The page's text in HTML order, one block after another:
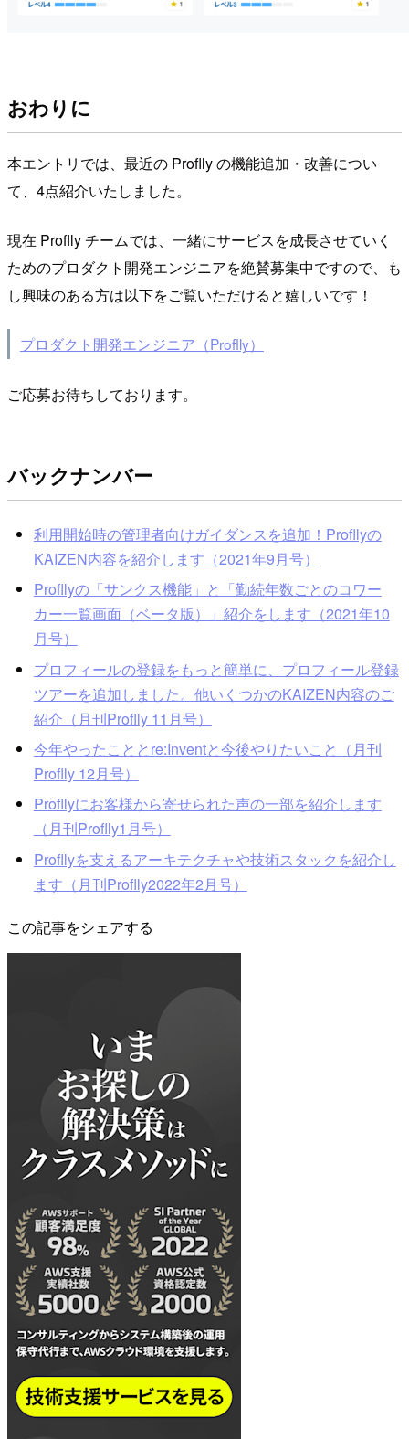
おわりに
本エントリでは、最近の Proflly の機能追加・改善につい
て、4点紹介いたしました。
現在 Proflly チームでは、一緒にサービスを成長させていく
ためのプロダクト開発エンジニアを絶賛募集中ですので、も
し興味のある方は以下をご覧いただけると嬉しいです！
プロダクト開発エンジニア（Proflly）
ご応募お待ちしております。
バックナンバー
利用開始時の管理者向けガイダンスを追加！Profllyの
KAIZEN内容を紹介します（2021年9月号）
Profllyの「サンクス機能」と「勤続年数ごとのコワー
カー一覧画面（ベータ版）」紹介をします（2021年10
月号）
プロフィールの登録をもっと簡単に、プロフィール登録
ツアーを追加しました。他いくつかのKAIZEN内容のご
紹介（月刊Proflly 11月号）
今年やったこととre:Inventと今後やりたいこと（月刊
Proflly 12月号）
Profllyにお客様から寄せられた声の一部を紹介します
（月刊Proflly1月号）
Profllyを支えるアーキテクチャや技術スタックを紹介し
ます（月刊Proflly2022年2月号）
この記事をシェアする